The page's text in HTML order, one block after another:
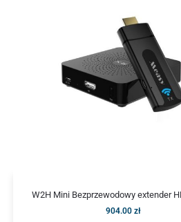
W2H Mini Bezprzewodowy extender
904.00zł